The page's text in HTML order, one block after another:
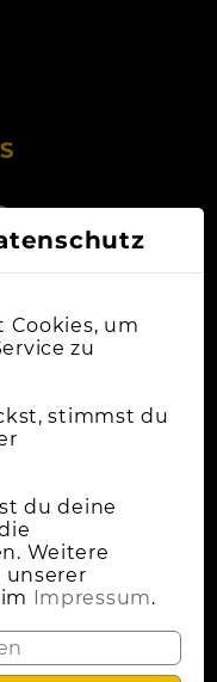
Cookies, um
zu
stimmst du
du deine
Weitere
Impressum.